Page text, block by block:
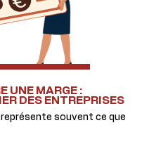
UNE MARGE :
DES ENTREPRISES
représente souvent ce que